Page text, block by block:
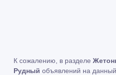
К сожалению, в разделе
Рудный объявлений на